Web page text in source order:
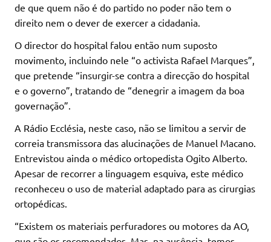
de que quem não é do partido no poder não tem o
direito nem o dever de exercer a cidadania.
O director do hospital falou então num suposto
movimento, incluindo nele “o activista Rafael Marques”,
que pretende “insurgir-se contra a direcção do hospital
e o governo”, tratando de “denegrir a imagem da boa
governação”.
A Rádio Ecclésia, neste caso, não se limitou a servir de
correia transmissora das alucinações de Manuel Macano.
Entrevistou ainda o médico ortopedista Ogito Alberto.
Apesar de recorrer a linguagem esquiva, este médico
reconheceu o uso de material adaptado para as cirurgias
ortopédicas.
“Existem os materiais perfuradores ou motores da AO,